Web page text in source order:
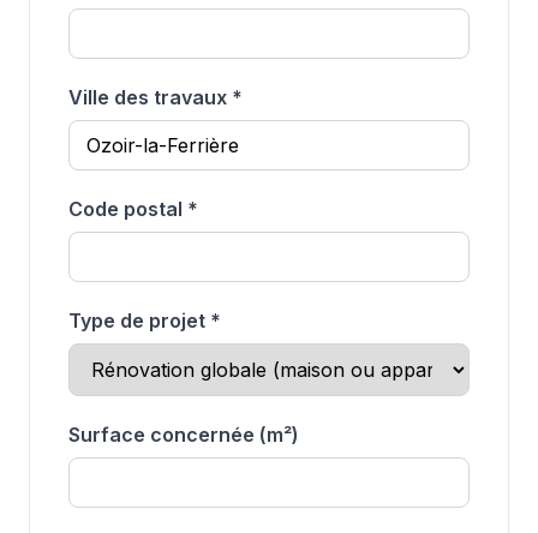
Ville des travaux *
Code postal *
Type de projet *
Surface concernée (m²)